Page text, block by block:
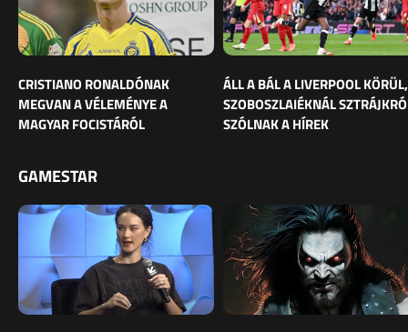
CRISTIANO RONALDÓNAK
MEGVAN A VÉLEMÉNYE A
MAGYAR FOCISTÁRÓL
ÁLL A BÁL A LIVERPOOL KÖRÜL,
SZOBOSZLAIÉKNÁL
SZÓLNAK A HÍREK
GAMESTAR